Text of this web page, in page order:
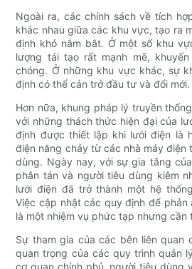
Ngoài ra, các chính sách về tích
khác nhau giữa các khu vực, tạo ra
định khó nắm bắt. Ở một số khu
lượng tái tạo rất mạnh mẽ,
chóng. Ở những khu vực khác, sự
định có thể cản trở đầu tư và đổi mới.
Hơn nữa, khung pháp lý truyền
với những thách thức hiện đại của
định được thiết lập khi lưới điện là
điện năng chảy từ các nhà máy điện
dùng. Ngày nay, với sự gia tăng
phân tán và người tiêu dùng kiêm
lưới điện đã trở thành một hệ
Việc cập nhật các quy định để phản
là một nhiệm vụ phức tạp nhưng cần
Sự tham gia của các bên liên quan
quan trọng của các quy trình quản